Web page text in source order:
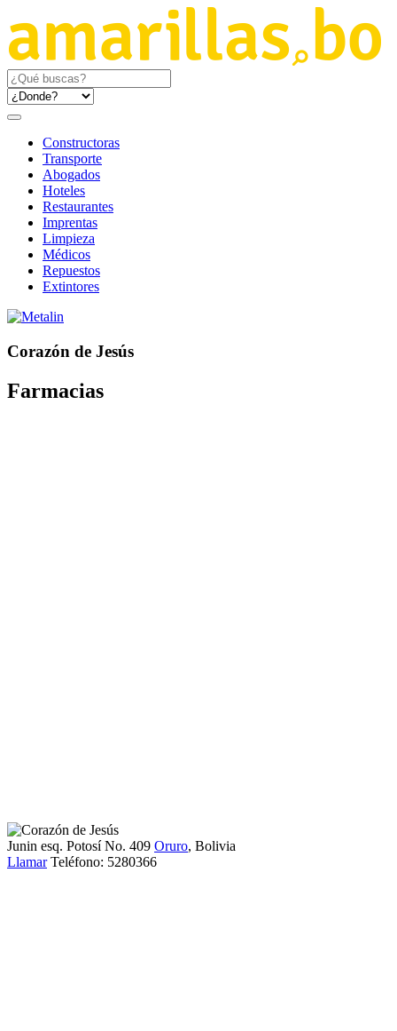
Constructoras
Transporte
Abogados
Hoteles
Restaurantes
Imprentas
Limpieza
Médicos
Repuestos
Extintores
Corazón de Jesús
Farmacias
Junin esq. Potosí No. 409 Oruro, Bolivia
Llamar Teléfono: 5280366